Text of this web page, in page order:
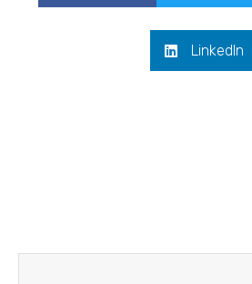
LinkedIn